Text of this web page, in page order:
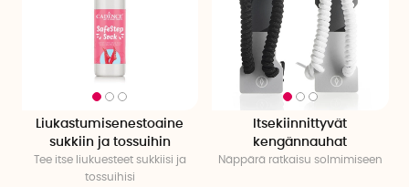
Liukastumisenestoaine
sukkiin ja tossuihin
Tee itse liukuesteet sukkiisi ja
tossuihisi
Itsekiinnittyvät
kengännauhat
Näppärä ratkaisu solmimiseen